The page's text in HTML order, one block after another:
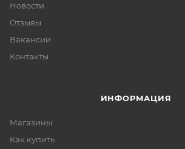
Новости
Отзывы
Вакансии
Контакты
ИНФОРМАЦИЯ
Магазины
Как купить